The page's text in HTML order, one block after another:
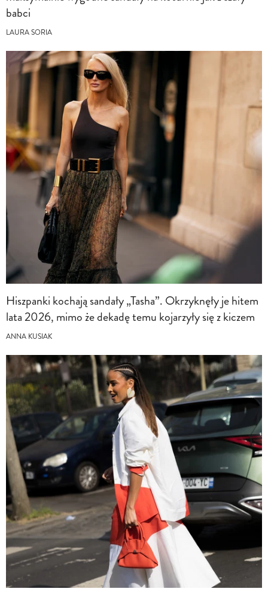
babci
LAURA SORIA
Hiszpanki kochają sandały „Tasha”. Okrzyknęły je hitem
lata 2026, mimo że dekadę temu kojarzyły się z kiczem
ANNA KUSIAK